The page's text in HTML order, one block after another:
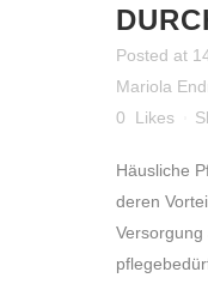
Posted at
Mariola
0
Likes
Häusliche
deren